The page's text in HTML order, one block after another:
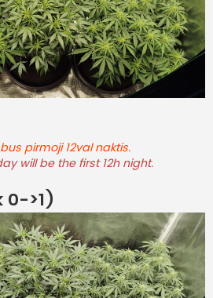
pirmoji 12val naktis.
will be the first 12h night.
0->1)